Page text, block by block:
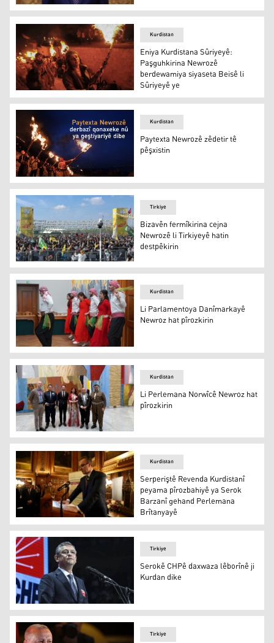
Eshed Şeybanî
Eniya Kurdistana Sûriyeyê: Paşguhkirina Newrozê
Kurdistan
Eniya Kurdistana Sûriyeyê:
Paşguhkirina Newrozê
berdewamiya siyaseta Beisê li
Sûriyeyê ye
Yek ji ahengên Newrozê
Kurdistan
Paytexta Newrozê zêdetir tê
pêşxistin
Bizavên fermîkirina cejna Newrozê li Tirkiyeyê hatin
Tirkiye
Bizavên fermîkirina cejna
Newrozê li Tirkiyeyê hatin
destpêkirin
Koma Avayê ya govendê
Kurdistan
Li Parlamentoya Danîmarkayê
Newroz hat pîrozkirin
Li Perlemana Norwîcê Newroz hat pîrozkirin
Kurdistan
Li Perlemana Norwîcê Newroz hat
pîrozkirin
Şîfa Barzanî
Kurdistan
Serperiştê Revenda Kurdistanî
peyama pîrozbahiyê ya Serok
Barzanî gehand Perlemana
Brîtanyayê
Ozgur Ozel
Tirkiye
Serokê CHPê daxwaza lêborînê ji
Kurdan dike
Tirkiye